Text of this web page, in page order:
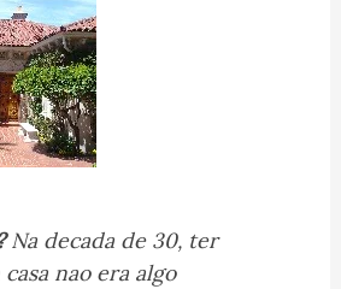
Na decada de 30, ter
nao era algo